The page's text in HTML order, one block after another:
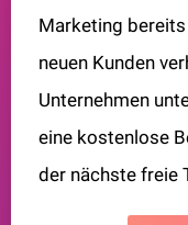
Marketing bereits
neuen Kunden
Unternehmen
eine kostenlose
der nächste freie